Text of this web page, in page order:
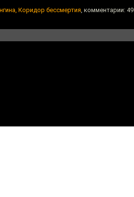
Коридор бессмертия, комментарии: 49